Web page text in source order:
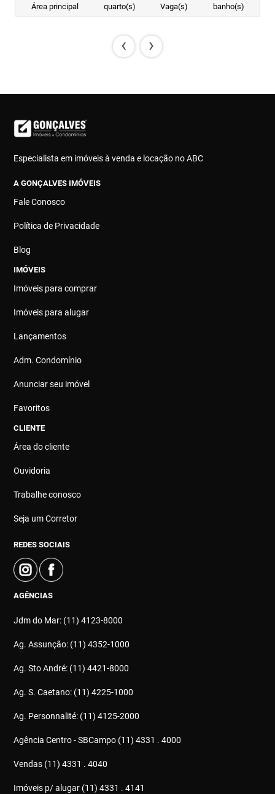
Área principal
quarto(s)
Vaga(s)
banho(s)
‹ ›
Especialista em imóveis à venda e locação no ABC
A GONÇALVES IMÓVEIS
Fale Conosco
Política de Privacidade
Blog
IMÓVEIS
Imóveis para comprar
Imóveis para alugar
Lançamentos
Adm. Condomínio
Anunciar seu imóvel
Favoritos
CLIENTE
Área do cliente
Ouvidoria
Trabalhe conosco
Seja um Corretor
REDES SOCIAIS
AGÊNCIAS
Jdm do Mar: (11) 4123-8000
Ag. Assunção: (11) 4352-1000
Ag. Sto André: (11) 4421-8000
Ag. S. Caetano: (11) 4225-1000
Ag. Personnalité: (11) 4125-2000
Agência Centro - SBCampo (11) 4331 . 4000
Vendas (11) 4331 . 4040
Imóveis p/ alugar (11) 4331 . 4141